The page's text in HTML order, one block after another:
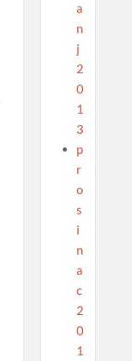
a
n
j
2
0
1
3
p
r
o
s
i
n
a
c
2
0
1